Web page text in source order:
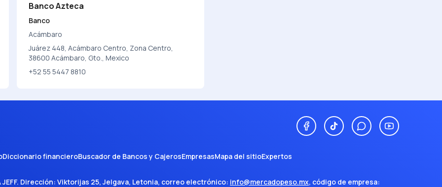
Banco Azteca
Banco
Acámbaro
Juárez 448, Acámbaro Centro, Zona Centro,
38600 Acámbaro, Gto., Mexico
+52 55 5447 8810
Diccionario financieroBuscador de Bancos y CajerosEmpresasMapa del sitioExpertos
JEFF. Dirección: Viktorijas 25, Jelgava, Letonia, correo electrónico: info@mercadopeso.mx, código de empresa: